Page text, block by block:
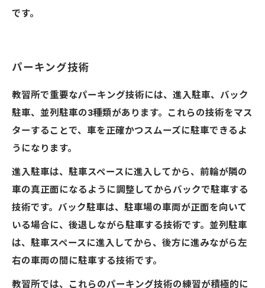
です。
パーキング技術
教習所で重要なパーキング技術には、進入駐車、バック
駐車、並列駐車の3種類があります。これらの技術をマス
ターすることで、車を正確かつスムーズに駐車できるよ
うになります。
進入駐車は、駐車スペースに進入してから、前輪が隣の
車の真正面になるように調整してからバックで駐車する
技術です。バック駐車は、駐車場の車両が正面を向いて
いる場合に、後退しながら駐車する技術です。並列駐車
は、駐車スペースに進入してから、後方に進みながら左
右の車両の間に駐車する技術です。
教習所では、これらのパーキング技術の練習が積極的に